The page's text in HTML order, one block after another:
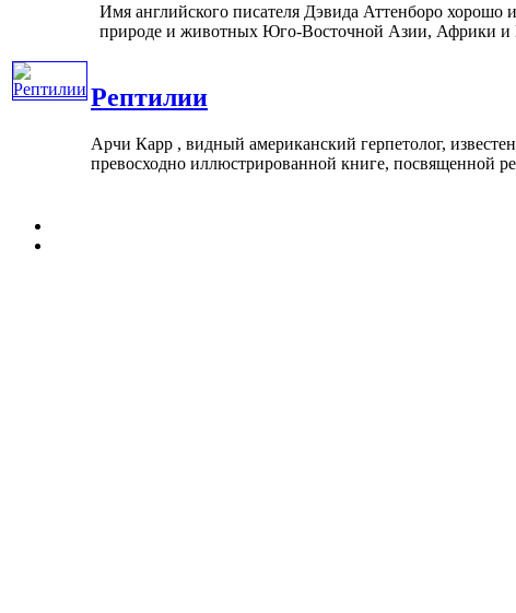
Имя английского писателя Дэвида Аттенборо хорошо
природе и животных Юго-Восточной Азии, Африки
Рептилии
Арчи Карр , видный американский герпетолог,
превосходно иллюстрированной книге, посвященной